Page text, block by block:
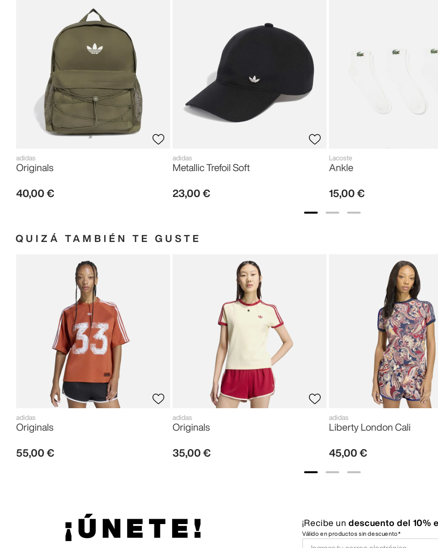
adidas
Originals
40,00 €
adidas
Metallic Trefoil Soft
23,00 €
Lacoste
Ankle
15,00 €
QUIZÁ TAMBIÉN TE GUSTE
adidas
Originals
55,00 €
adidas
Originals
35,00 €
adidas
Liberty London Cali
45,00 €
¡ÚNETE! ¡Recibe un descuento del 10%
Válido en productos sin descuento*